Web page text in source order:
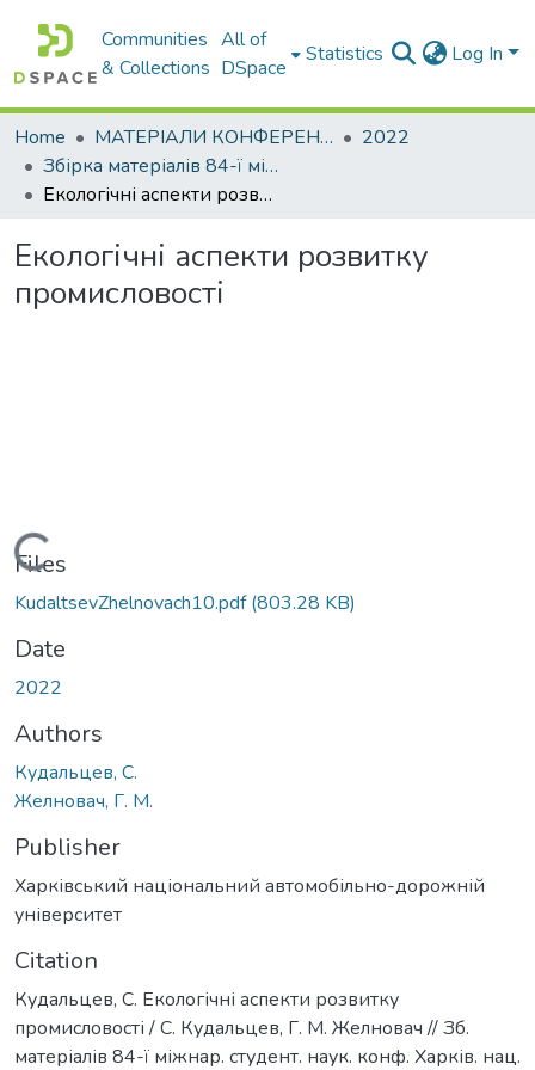
Communities
& Collections
All of
DSpace
Statistics Log In
Home МАТЕРІАЛИ КОНФЕРЕНЦІЙ
2022
Збірка матеріалів 84-ї міжнародної студентської наукової конференції Харківського національного автомобільно-дорожнього університету. Секція кафедри екології
Екологічні аспекти розвитку промисловості
Екологічні аспекти розвитку
промисловості
Loading...
Files
KudaltsevZhelnovach10.pdf(803.28 KB)
Date
2022
Authors
Кудальцев, С.
Желновач, Г. М.
Publisher
Харківський національний автомобільно-дорожній
університет
Citation
Кудальцев, С. Екологічні аспекти розвитку
промисловості / С. Кудальцев, Г. М. Желновач // Зб.
матеріалів 84-ї міжнар. студент. наук. конф. Харків. нац.